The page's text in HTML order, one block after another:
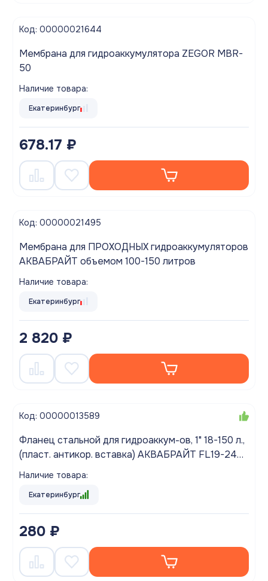
Код: 00000021644
Мембрана для гидроаккумулятора ZEGOR MBR-
50
Наличие товара:
Екатеринбург
678.17 ₽
Код: 00000021495
Мембрана для ПРОХОДНЫХ гидроаккумуляторов
АКВАБРАЙТ объемом 100-150 литров
Наличие товара:
Екатеринбург
2 820 ₽
Код: 00000013589
Фланец стальной для гидроаккум-ов, 1" 18-150 л.,
(пласт. антикор. вставка) АКВАБРАЙТ FL19-24
(1")
Наличие товара:
Екатеринбург
280 ₽